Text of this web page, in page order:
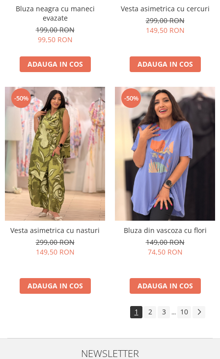
Bluza neagra cu maneci
evazate
199,00 RON
99,50 RON
ADAUGA IN COS
Vesta asimetrica cu cercuri
299,00 RON
149,50 RON
ADAUGA IN COS
-50%
Vesta asimetrica cu nasturi
299,00 RON
149,50 RON
ADAUGA IN COS
-50%
Bluza din vascoza cu flori
149,00 RON
74,50 RON
ADAUGA IN COS
1 2 3 ... 10
NEWSLETTER